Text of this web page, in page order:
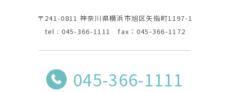
〒241-0811 神奈川県横浜市旭区矢指町1197-1
tel : 045-366-1111 fax：045-366-1172
045-366-1111